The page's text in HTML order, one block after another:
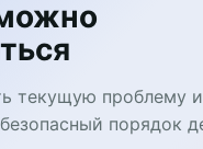
текущую проблему и
порядок